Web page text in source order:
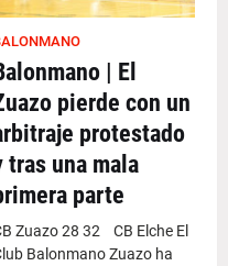
| El
pierde con un
protestado
tras una mala
parte
Zuazo 28 32 CB Elche El
Balonmano Zuazo ha